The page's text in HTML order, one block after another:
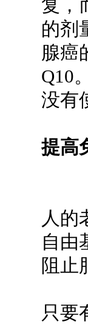
复，
的剂
腺癌
Q10
没有
提高
人的
自由
阻止
只要